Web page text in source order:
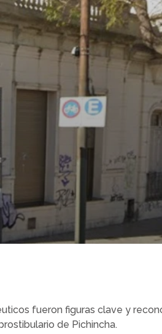
fueron figuras clave y
de Pichincha.